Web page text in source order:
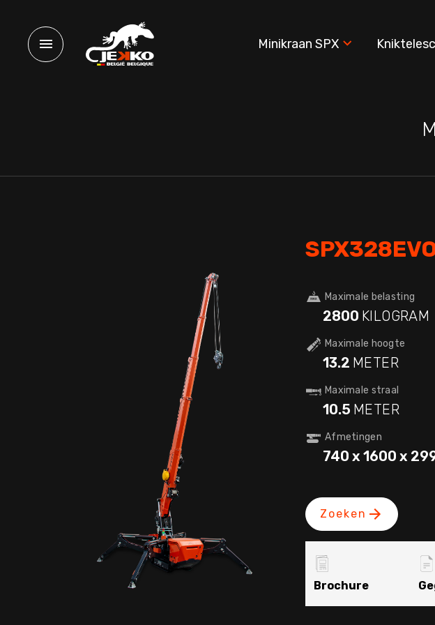
Minikraan SPX
Maximale belasting
2800 KILOGRAM
Maximale hoogte
13.2 METER
Maximale straal
10.5 METER
Afmetingen
740 x 1600 x
Zoeken
Brochure